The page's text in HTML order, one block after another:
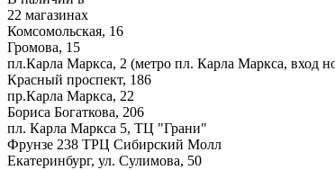
22 магазинах
Комсомольская, 16
Громова, 15
пл.Карла Маркса, 2 (метро пл. Карла Маркса, вход
Красный проспект, 186
пр.Карла Маркса, 22
Бориса Богаткова, 206
пл. Карла Маркса 5, ТЦ "Грани"
Фрунзе 238 ТРЦ Сибирский Молл
Екатеринбург, ул. Сулимова, 50